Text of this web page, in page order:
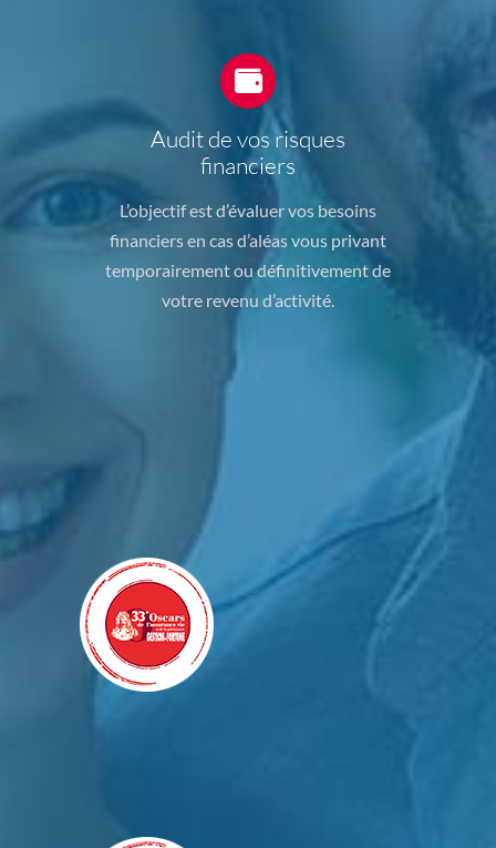
Audit de vos risques
financiers
L’objectif est d’évaluer vos besoins
financiers en cas d’aléas vous privant
temporairement ou définitivement de
votre revenu d’activité.